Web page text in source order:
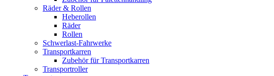
Räder & Rollen
Heberollen
Räder
Rollen
Schwerlast-Fahrwerke
Transportkarren
Zubehör für Transportkarren
Transportroller